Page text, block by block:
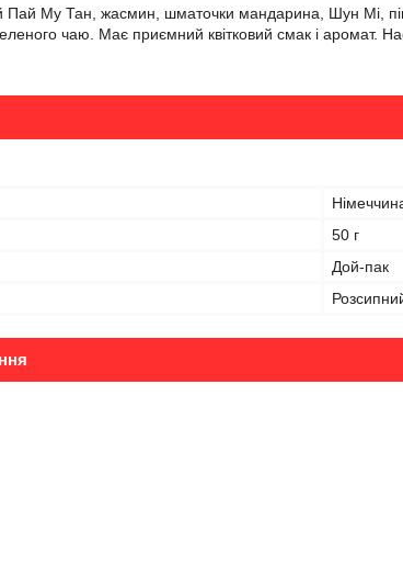
Пай Му Тан, жасмин, шматочки мандарина, Шун Мі,
зеленого чаю. Має приємний квітковий смак і
50 г
Дой-пак